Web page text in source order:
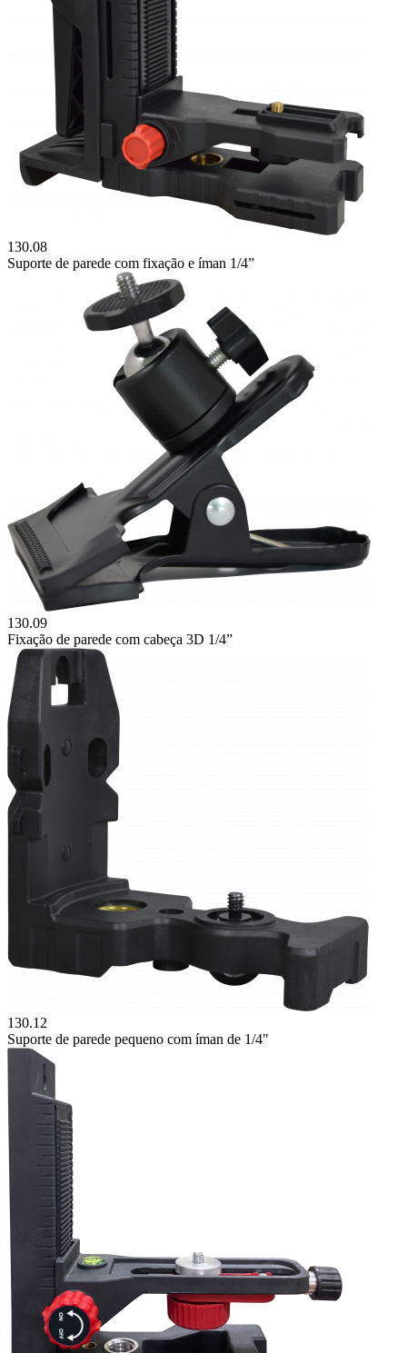
130.08
Suporte de parede com fixação e íman 1/4”
130.09
Fixação de parede com cabeça 3D 1/4”
130.12
Suporte de parede pequeno com íman de 1/4"